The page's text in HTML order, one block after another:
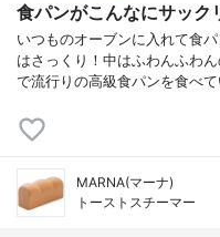
食パンがこんなにサック
いつものオーブンに入れて食
はさっくり！中はふわんふわ
で流行りの高級食パンを食べ
MARNA(マーナ)
トーストスチーマー